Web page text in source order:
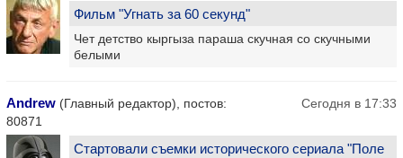
Фильм "Угнать за 60 секунд"
Чет детство кыргыза параша скучная со скучными
белыми
Andrew (Главный редактор), постов:
80871
Сегодня в 17:33
Стартовали съемки исторического сериала "Поле